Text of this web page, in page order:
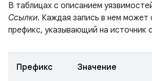
В таблицах с описанием
Ссылки. Каждая запись в нем может
префикс, указывающий на источник
Префикс Значение